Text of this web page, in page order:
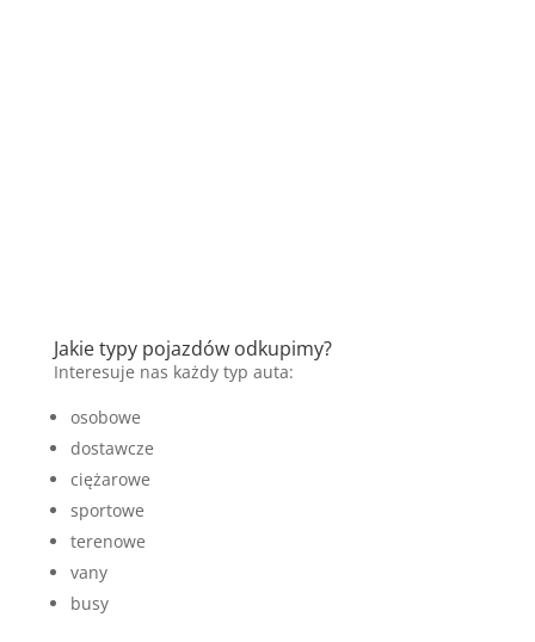
Jakie typy pojazdów odkupimy?
Interesuje nas każdy typ auta:
osobowe
dostawcze
ciężarowe
sportowe
terenowe
vany
busy